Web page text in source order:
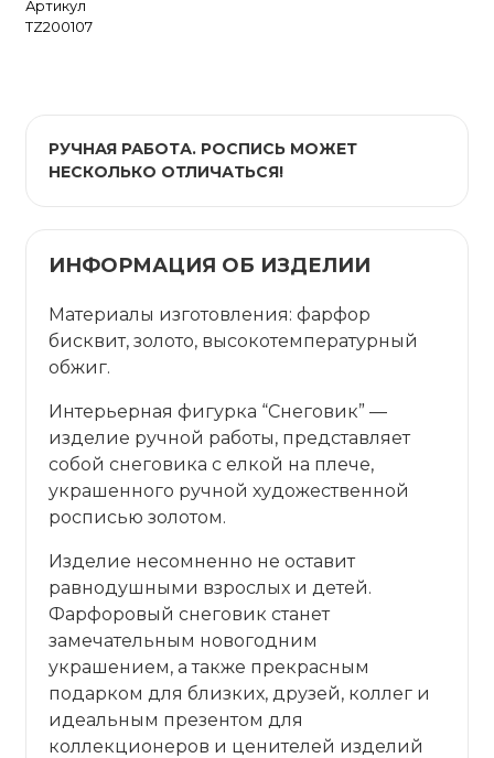
Артикул
TZ200107
РУЧНАЯ РАБОТА. РОСПИСЬ МОЖЕТ
НЕСКОЛЬКО ОТЛИЧАТЬСЯ!
ИНФОРМАЦИЯ ОБ ИЗДЕЛИИ
Материалы изготовления: фарфор
бисквит, золото, высокотемпературный
обжиг.
Интерьерная фигурка “Снеговик” —
изделие ручной работы, представляет
собой снеговика с елкой на плече,
украшенного ручной художественной
росписью золотом.
Изделие несомненно не оставит
равнодушными взрослых и детей.
Фарфоровый снеговик станет
замечательным новогодним
украшением, а также прекрасным
подарком для близких, друзей, коллег и
идеальным презентом для
коллекционеров и ценителей изделий